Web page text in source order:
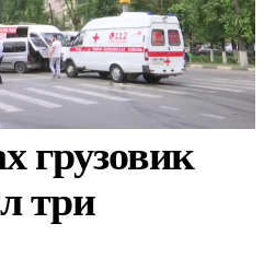
грузовик
три